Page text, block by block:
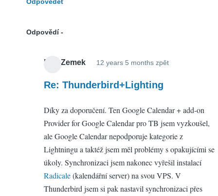
Odpovědí
Petr Zemek 12 years 5 months zpět
by
Kuba
(neověřeno)
Re: Thunderbird+Lighting
Díky za doporučení. Ten Google Calendar + add-on
Provider for Google Calendar pro TB jsem vyzkoušel,
ale Google Calendar nepodporuje kategorie z
Lightningu a taktéž jsem měl problémy s opakujícími se
úkoly. Synchronizaci jsem nakonec vyřešil instalací
Radicale(kalendářní server) na svou VPS. V
Thunderbird jsem si pak nastavil synchronizaci přes